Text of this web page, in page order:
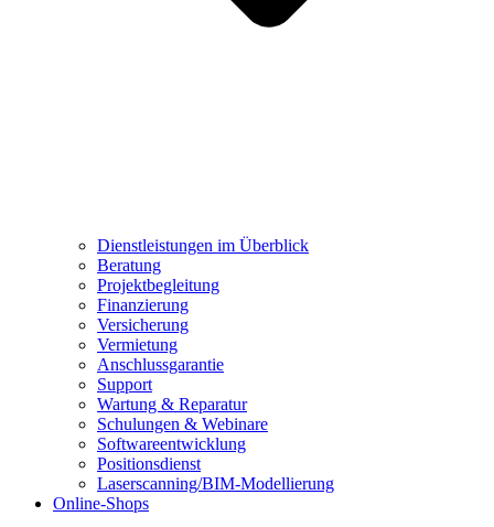
Dienstleistungen im Überblick
Beratung
Projektbegleitung
Finanzierung
Versicherung
Vermietung
Anschlussgarantie
Support
Wartung & Reparatur
Schulungen & Webinare
Softwareentwicklung
Positionsdienst
Laserscanning/BIM-Modellierung
Online-Shops